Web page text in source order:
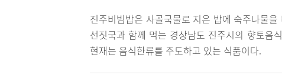
진주비빔밥은 사골국물로 지은 밥에 숙주나물
선짓국과 함께 먹는 경상남도 진주시의 향토음
현재는 음식한류를 주도하고 있는 식품이다.